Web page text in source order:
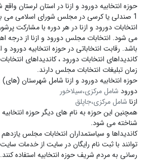
حوزه انتخابیه دورود و ازنا در استان لرستان
1 صندلی یا کرسی در مجلس شورای اسلامی می باشد.
انتخابات دورود و ازنا در هر دوره با مشارکت
می شود. انتخابات مجلس دورود و ازنا از درجه
باشد. رقابت انتخاباتی در حوزه انتخابیه دورود
کاندیداهای انتخابات دورود ،کاندیداهای انتخابات
زمان تبلیغات انتخابات مجلس دارند.
حوزه انتخابیه دورود و ازنا شامل شهرستان (های)
دورود شامل مرکزی،سیلاخور
ازنا شامل مرکزی،جاپلق
همچنین این حوزه به نام های دیگر حوزه
شناخته می شود.
توانند با ثبت نام رایگان در سایت از خدمات
رسانی به مردم شریف حوزه انتخابیه استفاده کنند.